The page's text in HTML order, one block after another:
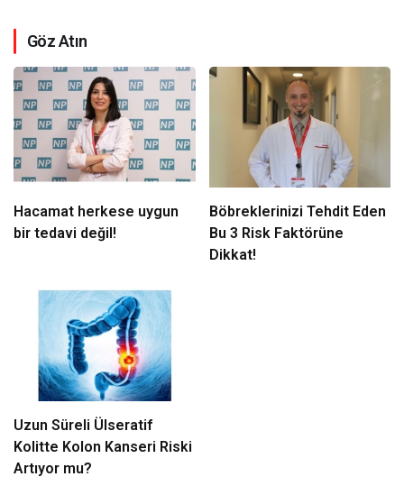
Göz Atın
Hacamat herkese uygun
bir tedavi değil!
Böbreklerinizi Tehdit Eden
Bu 3 Risk Faktörüne
Dikkat!
Uzun Süreli Ülseratif
Kolitte Kolon Kanseri Riski
Artıyor mu?